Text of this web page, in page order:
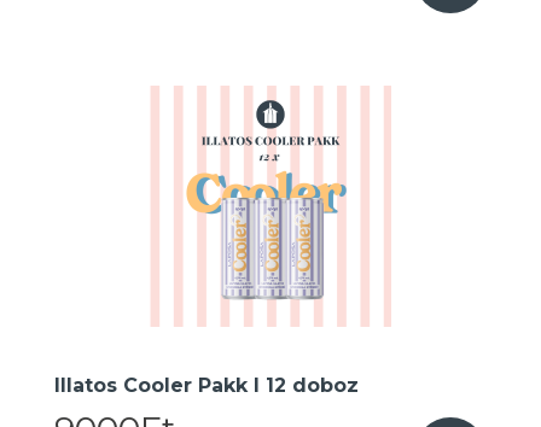
Illatos Cooler Pakk I 12 doboz